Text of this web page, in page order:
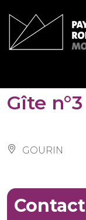
Gîte n°3
GOURIN
Contact